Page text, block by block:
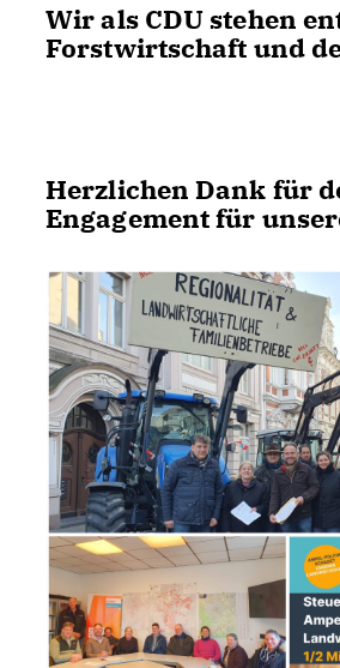
Wir als CDU stehen
Forstwirtschaft und
Herzlichen Dank für
Engagement für